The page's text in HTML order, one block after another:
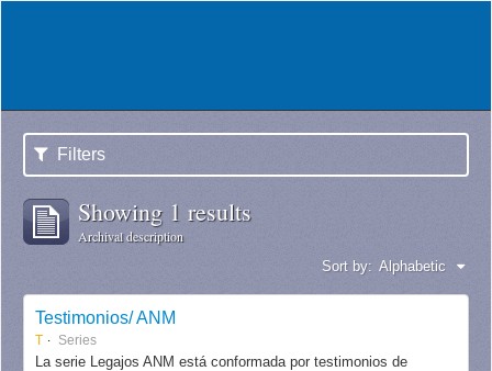
Filters
Showing 1 results
Archival description
Sort by: Alphabetic
Testimonios/ ANM
T Series
La serie Legajos ANM está conformada por testimonios de